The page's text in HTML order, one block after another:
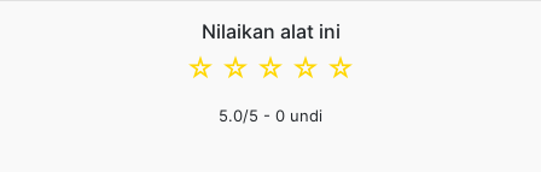
Nilaikan alat ini
☆
☆
☆
☆
☆
5.0/5 - 0 undi